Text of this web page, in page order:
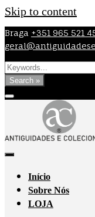
Skip to content
Braga +351 965 521
Search »
Início
Sobre Nós
LOJA